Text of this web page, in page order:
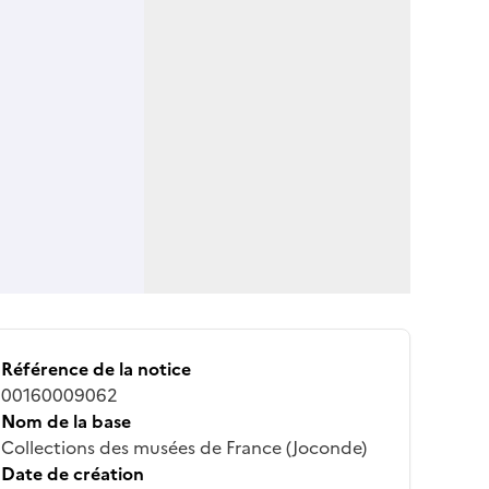
Référence de la notice
00160009062
Nom de la base
Collections des musées de France (Joconde)
Date de création